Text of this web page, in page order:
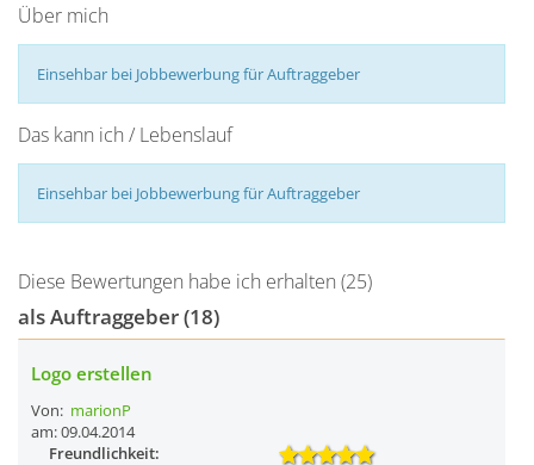
Über mich
Einsehbar bei Jobbewerbung für Auftraggeber
Das kann ich / Lebenslauf
Einsehbar bei Jobbewerbung für Auftraggeber
Diese Bewertungen habe ich erhalten (25)
als Auftraggeber (18)
Logo erstellen
Von: marionP
am: 09.04.2014
Freundlichkeit: